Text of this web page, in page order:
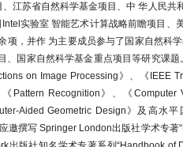
型（Pyramid Vision
Ego4D视频理解多个赛道冠军
2023视频问答VQA挑战赛冠军
论文入选ESI热点、WOS他
学科最优秀1%
江苏省自然科学基金项目、中 华人民共
实验室 智能艺术计算战略前瞻项目、
项，并作 为主要成员参与了国家自然科
、国家自然科学基金重点项目等研究课题
on Image Processing》、
《IEEE
《Pattern Recognition》、《Computer
Aided Geometric Design》及高水
邀撰写 Springer London出版社学术专